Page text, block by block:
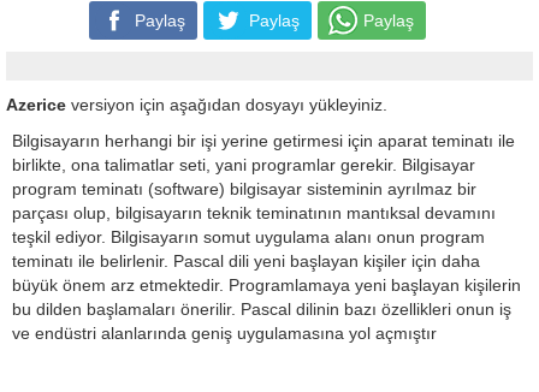
Paylaş Paylaş Paylaş
Azerice versiyon için aşağıdan dosyayı yükleyiniz.
Bilgisayarın herhangi bir işi yerine getirmesi için aparat teminatı ile
birlikte, ona talimatlar seti, yani programlar gerekir. Bilgisayar
program teminatı (software) bilgisayar sisteminin ayrılmaz bir
parçası olup, bilgisayarın teknik teminatının mantıksal devamını
teşkil ediyor. Bilgisayarın somut uygulama alanı onun program
teminatı ile belirlenir. Pascal dili yeni başlayan kişiler için daha
büyük önem arz etmektedir. Programlamaya yeni başlayan kişilerin
bu dilden başlamaları önerilir. Pascal dilinin bazı özellikleri onun iş
ve endüstri alanlarında geniş uygulamasına yol açmıştır